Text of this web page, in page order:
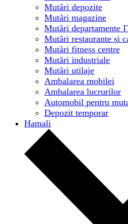
Mutări depozite
Mutări magazine
Mutări departamente
Mutări restaurante și
Mutări fitness centre
Mutări industriale
Mutări utilaje
Ambalarea mobilei
Ambalarea lucrurilor
Automobil pentru
Depozit temporar
Hamali